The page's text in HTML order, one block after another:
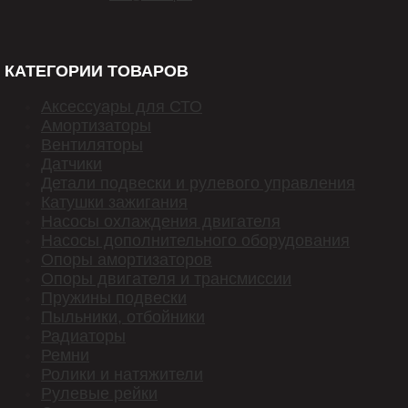
КАТЕГОРИИ ТОВАРОВ
Аксессуары для СТО
Амортизаторы
Вентиляторы
Детали подвески и рулевого управления
Катушки зажигания
Насосы охлаждения двигателя
Насосы дополнительного оборудования
Опоры амортизаторов
Опоры двигателя и трансмиссии
Пружины подвески
Радиаторы
Ремни
Ролики и натяжители
Рулевые рейки